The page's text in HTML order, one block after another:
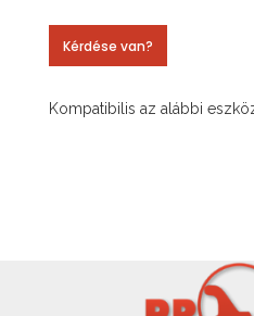
Kérdése van?
Kompatibilis az alábbi